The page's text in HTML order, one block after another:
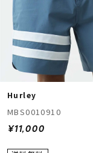
Hurley
MBS0010910
¥11,000